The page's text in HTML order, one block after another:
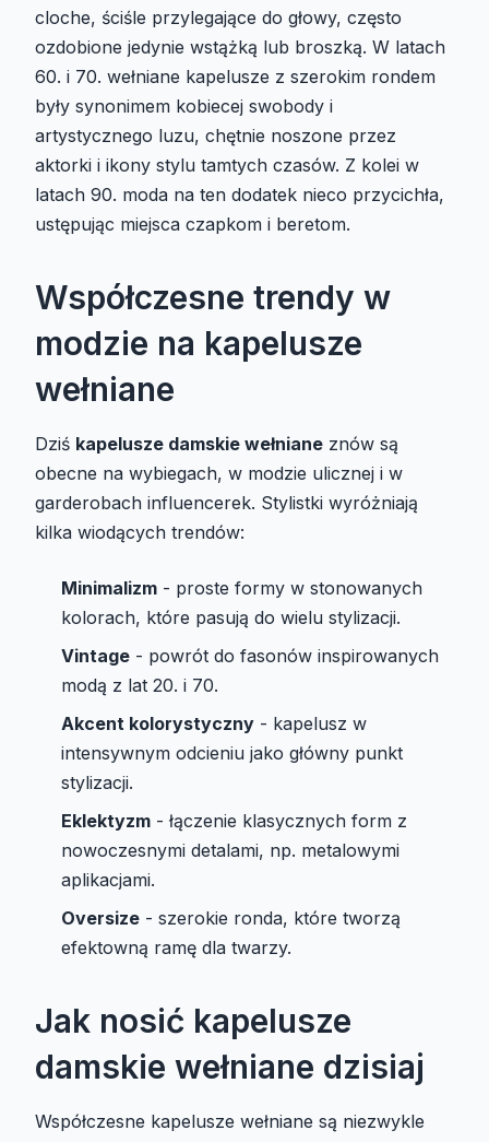
cloche, ściśle przylegające do głowy, często
ozdobione jedynie wstążką lub broszką. W latach
60. i 70. wełniane kapelusze z szerokim rondem
były synonimem kobiecej swobody i
artystycznego luzu, chętnie noszone przez
aktorki i ikony stylu tamtych czasów. Z kolei w
latach 90. moda na ten dodatek nieco przycichła,
ustępując miejsca czapkom i beretom.
Współczesne trendy w
modzie na kapelusze
wełniane
Dziś kapelusze damskie wełniane znów są
obecne na wybiegach, w modzie ulicznej i w
garderobach influencerek. Stylistki wyróżniają
kilka wiodących trendów:
Minimalizm - proste formy w stonowanych
kolorach, które pasują do wielu stylizacji.
Vintage - powrót do fasonów inspirowanych
modą z lat 20. i 70.
Akcent kolorystyczny - kapelusz w
intensywnym odcieniu jako główny punkt
stylizacji.
Eklektyzm - łączenie klasycznych form z
nowoczesnymi detalami, np. metalowymi
aplikacjami.
Oversize - szerokie ronda, które tworzą
efektowną ramę dla twarzy.
Jak nosić kapelusze
damskie wełniane dzisiaj
Współczesne kapelusze wełniane są niezwykle